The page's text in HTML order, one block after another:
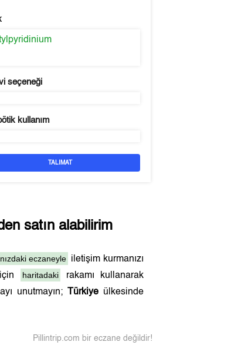
seçeneği
kullanım
TALIMAT
satın alabilirim
eczaneyle iletişim kurmanızı
haritadaki
rakamı kullanarak
unutmayın;
Türkiyeülkesinde
Pillintrip.com bir eczane değildir!